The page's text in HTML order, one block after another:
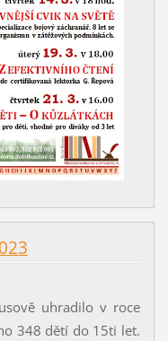
uhradilo v roce
348 dětí do 15ti let.